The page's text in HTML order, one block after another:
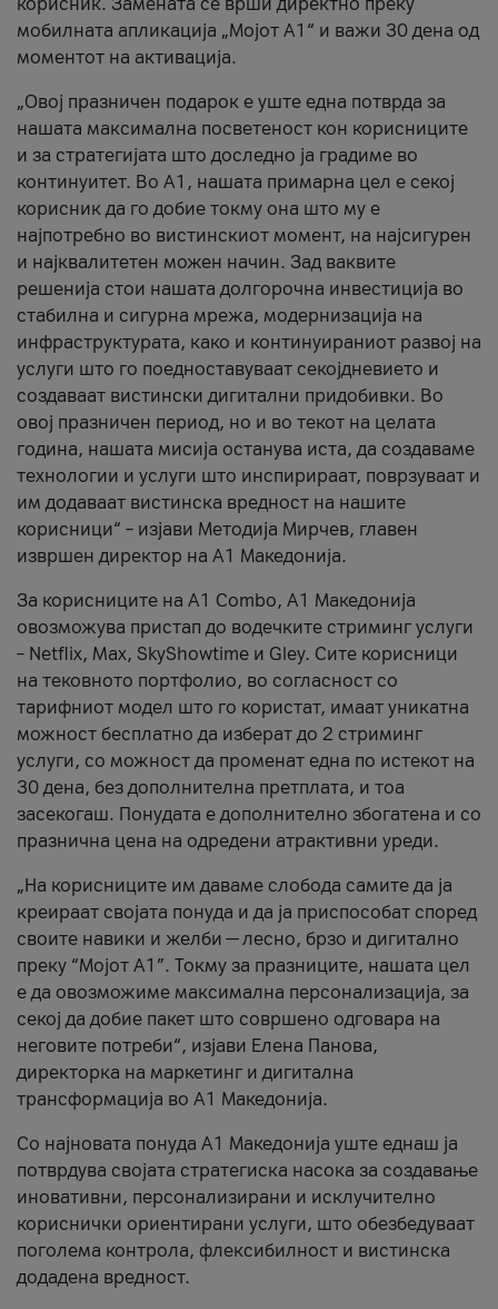
мобилната апликација „Мојот А1“ и важи 30 дена од
моментот на активација.
„Овој празничен подарок е уште една потврда за
нашата максимална посветеност кон корисниците
и за стратегијата што доследно ја градиме во
континуитет. Во А1, нашата примарна цел е секој
корисник да го добие токму она што му е
најпотребно во вистинскиот момент, на најсигурен
и најквалитетен можен начин. Зад ваквите
решенија стои нашата долгорочна инвестиција во
стабилна и сигурна мрежа, модернизација на
инфраструктурата, како и континуираниот развој на
услуги што го поедноставуваат секојдневието и
создаваат вистински дигитални придобивки. Во
овој празничен период, но и во текот на целата
година, нашата мисија останува иста, да создаваме
технологии и услуги што инспирираат, поврзуваат и
им додаваат вистинска вредност на нашите
корисници“ – изјави Методија Мирчев, главен
извршен директор на А1 Македонија.
За корисниците на A1 Combo, А1 Македонија
овозможува пристап до водечките стриминг услуги
– Netflix, Max, SkyShowtime и Gley. Сите корисници
на тековното портфолио, во согласност со
тарифниот модел што го користат, имаат уникатна
можност бесплатно да изберат до 2 стриминг
услуги, со можност да променат една по истекот на
30 дена, без дополнителна претплата, и тоа
засекогаш. Понудата е дополнително збогатена и со
празнична цена на одредени атрактивни уреди.
„На корисниците им даваме слобода самите да ја
креираат својата понуда и да ја приспособат според
своите навики и желби — лесно, брзо и дигитално
преку “Мојот А1”. Токму за празниците, нашата цел
е да овозможиме максимална персонализација, за
секој да добие пакет што совршено одговара на
неговите потреби“, изјави Елена Панова,
директорка на маркетинг и дигитална
трансформација во А1 Македонија.
Со најновата понуда А1 Македонија уште еднаш ја
потврдува својата стратегиска насока за создавање
иновативни, персонализирани и исклучително
кориснички ориентирани услуги, што обезбедуваат
поголема контрола, флексибилност и вистинска
додадена вредност.